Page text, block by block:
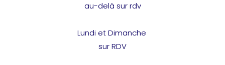
au-delà sur rdv
Lundi et Dimanche
sur RDV